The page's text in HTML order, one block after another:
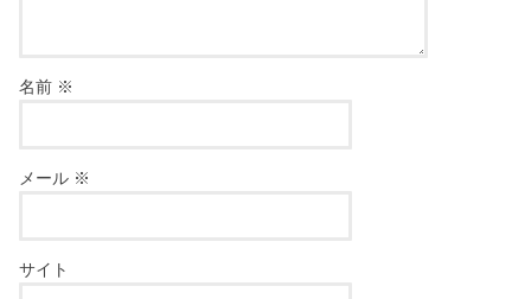
名前 ※
メール ※
サイト